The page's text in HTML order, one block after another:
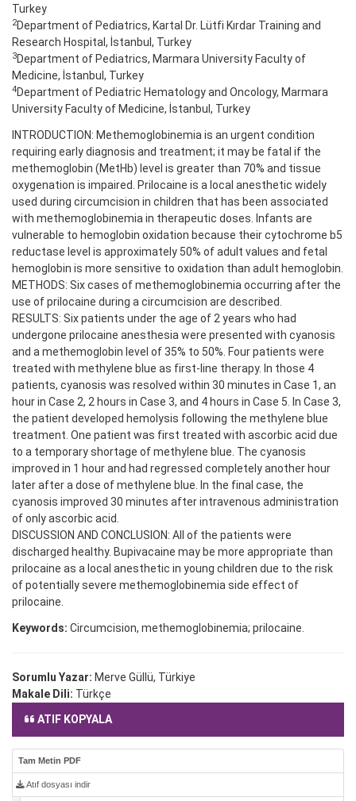
Turkey
2Department of Pediatrics, Kartal Dr. Lütfi Kırdar Training and
Research Hospital, İstanbul, Turkey
3Department of Pediatrics, Marmara University Faculty of
Medicine, İstanbul, Turkey
4Department of Pediatric Hematology and Oncology, Marmara
University Faculty of Medicine, İstanbul, Turkey
INTRODUCTION: Methemoglobinemia is an urgent condition
requiring early diagnosis and treatment; it may be fatal if the
methemoglobin (MetHb) level is greater than 70% and tissue
oxygenation is impaired. Prilocaine is a local anesthetic widely
used during circumcision in children that has been associated
with methemoglobinemia in therapeutic doses. Infants are
vulnerable to hemoglobin oxidation because their cytochrome b5
reductase level is approximately 50% of adult values and fetal
hemoglobin is more sensitive to oxidation than adult hemoglobin.
METHODS: Six cases of methemoglobinemia occurring after the
use of prilocaine during a circumcision are described.
RESULTS: Six patients under the age of 2 years who had
undergone prilocaine anesthesia were presented with cyanosis
and a methemoglobin level of 35% to 50%. Four patients were
treated with methylene blue as first-line therapy. In those 4
patients, cyanosis was resolved within 30 minutes in Case 1, an
hour in Case 2, 2 hours in Case 3, and 4 hours in Case 5. In Case 3,
the patient developed hemolysis following the methylene blue
treatment. One patient was first treated with ascorbic acid due
to a temporary shortage of methylene blue. The cyanosis
improved in 1 hour and had regressed completely another hour
later after a dose of methylene blue. In the final case, the
cyanosis improved 30 minutes after intravenous administration
of only ascorbic acid.
DISCUSSION AND CONCLUSION: All of the patients were
discharged healthy. Bupivacaine may be more appropriate than
prilocaine as a local anesthetic in young children due to the risk
of potentially severe methemoglobinemia side effect of
prilocaine.
Keywords: Circumcision, methemoglobinemia; prilocaine.
Sorumlu Yazar: Merve Güllü, Türkiye
Makale Dili: Türkçe
ATIF KOPYALA
Tam Metin PDF
Atıf dosyası indir